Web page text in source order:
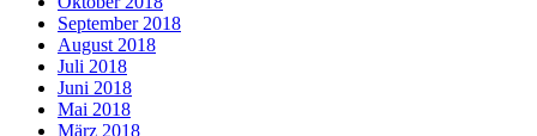
September 2018
August 2018
Juli 2018
Juni 2018
Mai 2018
März 2018